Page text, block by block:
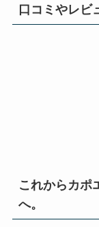
口コミやレビ
これからカポ
へ。